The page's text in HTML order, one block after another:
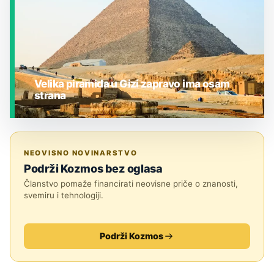
Velika piramida u Gizi zapravo ima osam
strana
NEOVISNO NOVINARSTVO
Podrži Kozmos bez oglasa
Članstvo pomaže financirati neovisne priče o znanosti,
svemiru i tehnologiji.
Podrži Kozmos